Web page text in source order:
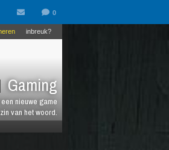
Gaming
nieuwe game
van het woord.
inbreuk?